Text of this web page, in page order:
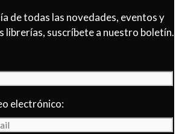
de todas las novedades, eventos y
librerías, suscríbete a nuestro boletín.
electrónico: